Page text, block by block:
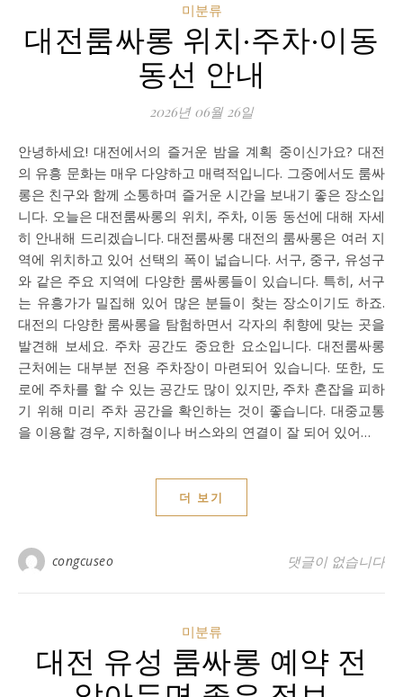
미분류
대전룸싸롱 위치·주차·이동
동선 안내
2026년 06월 26일
안녕하세요! 대전에서의 즐거운 밤을 계획 중이신가요? 대전
의 유흥 문화는 매우 다양하고 매력적입니다. 그중에서도 룸싸
롱은 친구와 함께 소통하며 즐거운 시간을 보내기 좋은 장소입
니다. 오늘은 대전룸싸롱의 위치, 주차, 이동 동선에 대해 자세
히 안내해 드리겠습니다. 대전룸싸롱 대전의 룸싸롱은 여러 지
역에 위치하고 있어 선택의 폭이 넓습니다. 서구, 중구, 유성구
와 같은 주요 지역에 다양한 룸싸롱들이 있습니다. 특히, 서구
는 유흥가가 밀집해 있어 많은 분들이 찾는 장소이기도 하죠.
대전의 다양한 룸싸롱을 탐험하면서 각자의 취향에 맞는 곳을
발견해 보세요. 주차 공간도 중요한 요소입니다. 대전룸싸롱
근처에는 대부분 전용 주차장이 마련되어 있습니다. 또한, 도
로에 주차를 할 수 있는 공간도 많이 있지만, 주차 혼잡을 피하
기 위해 미리 주차 공간을 확인하는 것이 좋습니다. 대중교통
을 이용할 경우, 지하철이나 버스와의 연결이 잘 되어 있어…
더 보기
congcuseo 댓글이 없습니다
미분류
대전 유성 룸싸롱 예약 전